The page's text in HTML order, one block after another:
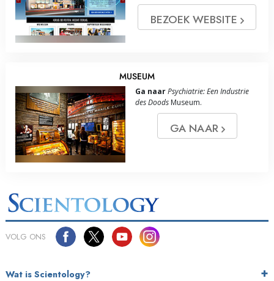
BEZOEK WEBSITE
MUSEUM
Ga naarPsychiatrie: Een Industrie
des Doods Museum.
GA NAAR
VOLG ONS
Wat is Scientology?